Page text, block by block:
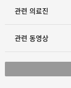
관련 의료진
관련 동영상